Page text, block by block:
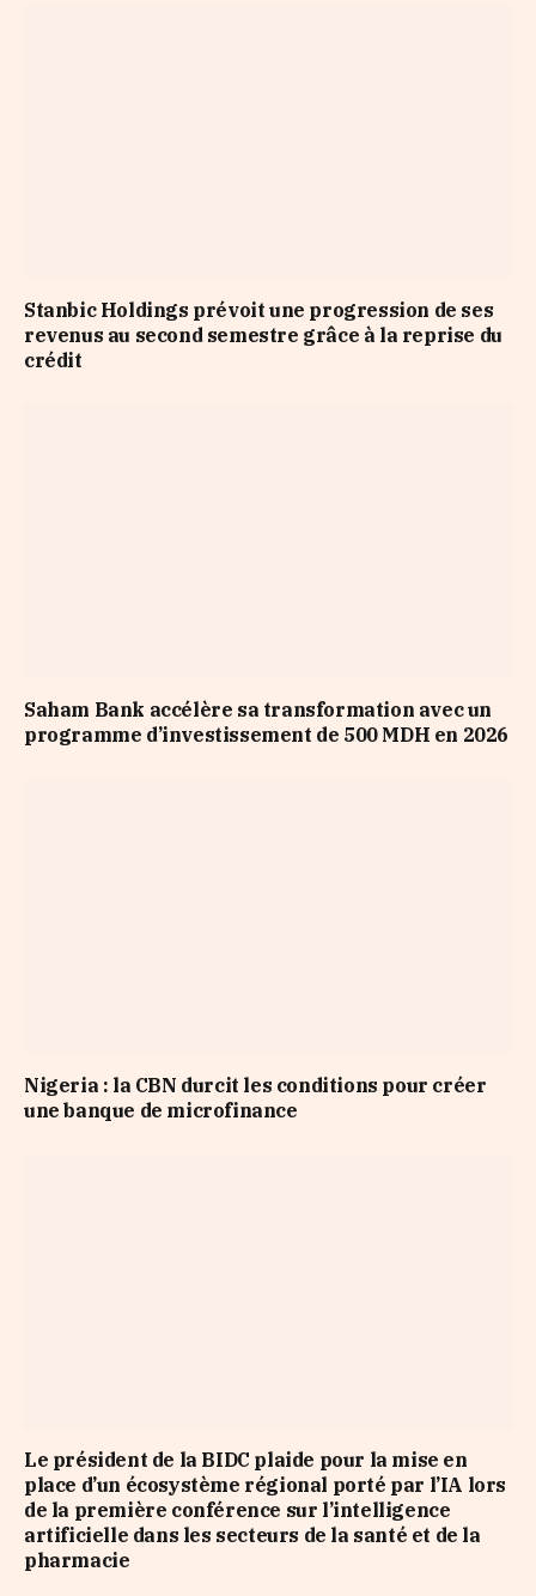
Stanbic Holdings prévoit une progression de ses
revenus au second semestre grâce à la reprise du
crédit
Saham Bank accélère sa transformation avec un
programme d’investissement de 500 MDH en 2026
Nigeria : la CBN durcit les conditions pour créer
une banque de microfinance
Le président de la BIDC plaide pour la mise en
place d’un écosystème régional porté par l’IA lors
de la première conférence sur l’intelligence
artificielle dans les secteurs de la santé et de la
pharmacie